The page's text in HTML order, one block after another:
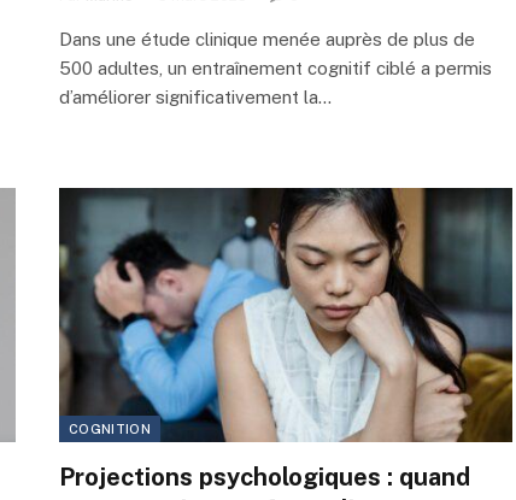
Dans une étude clinique menée auprès de plus de
500 adultes, un entraînement cognitif ciblé a permis
d’améliorer significativement la…
COGNITION
Projections psychologiques : quand